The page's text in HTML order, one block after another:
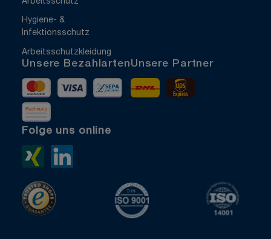
Hygiene- &
Infektionsschutz
Arbeitsschutzkleidung
Unsere Bezahlarten
MastercardVisa Vorkasse
Rechnung
Unsere Partner
DHL
Folge uns online
Xing>
ISO 9001 zertifiziert